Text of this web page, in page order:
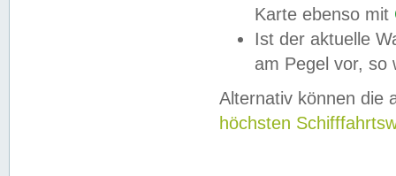
Karte ebenso mit
Ist der aktuelle
am Pegel vor,
Alternativ können die
höchsten